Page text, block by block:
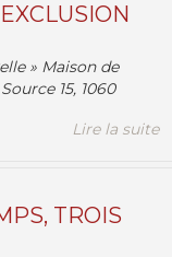
» Maison de
15, 1060
Lire la suite
TROIS